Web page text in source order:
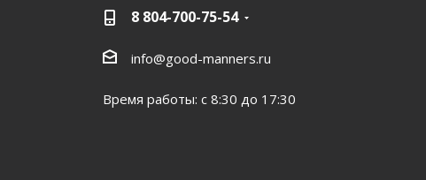
8 804-700-75-54
info@good-manners.ru
Время работы: с 8:30 до 17:30